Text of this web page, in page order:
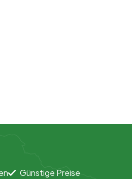
Günstige Preise